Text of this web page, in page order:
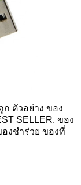
ตัวอย่าง ของ
SELLER. ของ
งชำร่วย ของที่